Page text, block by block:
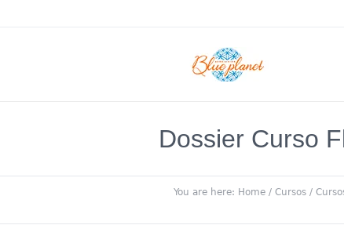
Dossier Curso
You are here: Home / Cursos /